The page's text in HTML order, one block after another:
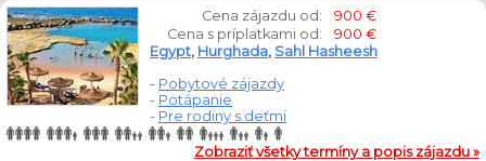
Cena zájazdu od:
900 €
Cena s príplatkami od:
900 €
Egypt, Hurghada, Sahl Hasheesh
- Pobytové zájazdy
- Potápanie
- Pre rodiny s deťmi
Zobraziť všetky termíny a popis zájazdu »